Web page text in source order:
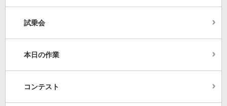
試乗会
本日の作業
コンテスト